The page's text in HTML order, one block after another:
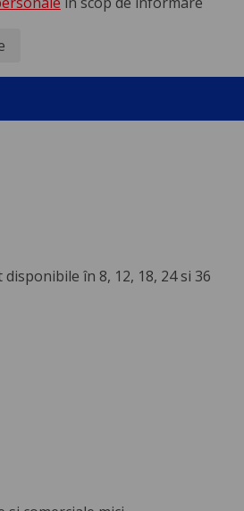
în 8, 12, 18, 24 si 36